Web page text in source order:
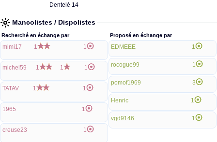
Dentelé 14
Mancolistes / Dispolistes
Recherché en échange par
mimi17 1 1
michel59 1 1 1
TATAV 1 1
1965 1
creuse23 1
Proposé en échange par
EDMEEE 1
rocogue99 1
pomof1969 3
Henric 1
vgd9146 1